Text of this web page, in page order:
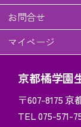
お問合せ
マイページ
京都橘学園
〒607-8175京
TEL 075-571-